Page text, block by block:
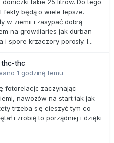
takie 25 litrów. Do tego
będą o wiele lepsze.
w ziemii i zasypać dobrą
na growdiaries jak durban
spore krzaczory porosły. I...
thc-thc
1 godzinę temu
fotorelacje zaczynając
nawozów na start tak jak
trzeba się cieszyć tym co
i zrobię to porządniej i dzięki